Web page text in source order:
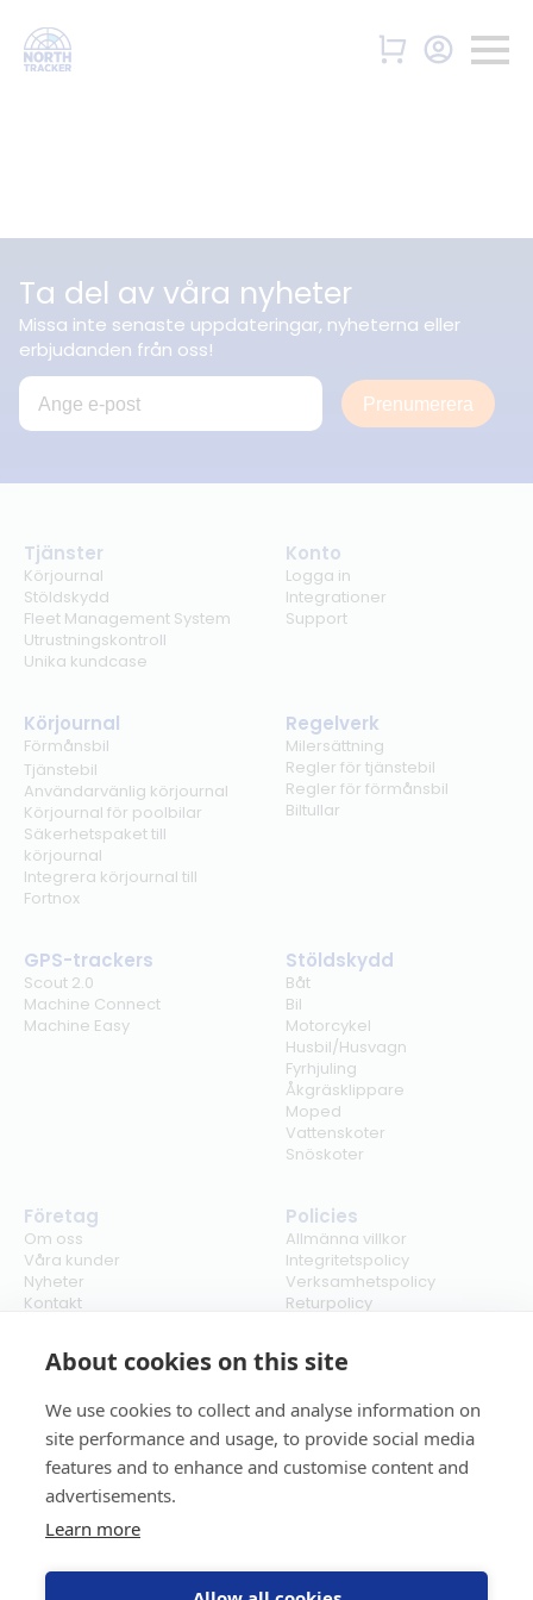
About cookies on this site
We use cookies to collect and analyse information on
site performance and usage, to provide social media
features and to enhance and customise content and
advertisements.
Learn more
Ta del av våra nyheter
Missa inte senaste uppdateringar, nyheterna eller
erbjudanden från oss!
Prenumerera
Tjänster
Körjournal
Stöldskydd
Fleet Management System
Utrustningskontroll
Unika kundcase
Konto
Logga in
Integrationer
Support
Körjournal
Förmånsbil
Tjänstebil
Användarvänlig körjournal
Körjournal för poolbilar
Säkerhetspaket till
körjournal
Integrera körjournal till
Fortnox
Regelverk
Milersättning
Regler för tjänstebil
Regler för förmånsbil
Biltullar
GPS-trackers
Scout 2.0
Machine Connect
Machine Easy
Stöldskydd
Båt
Bil
Motorcykel
Husbil/Husvagn
Fyrhjuling
Åkgräsklippare
Moped
Vattenskoter
Snöskoter
Företag
Om oss
Våra kunder
Nyheter
Kontakt
Policies
Allmänna villkor
Integritetspolicy
Verksamhetspolicy
Returpolicy
Cookies